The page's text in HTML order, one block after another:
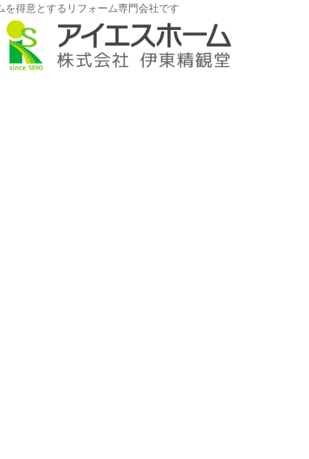
得意とするリフォーム専門会社です